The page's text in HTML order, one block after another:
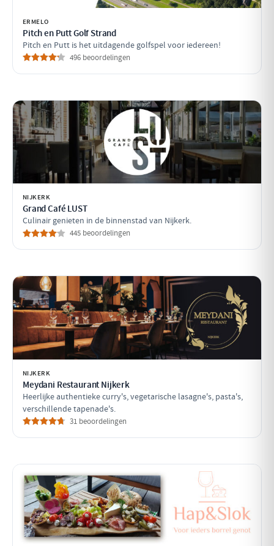
ERMELO
Pitch en Putt Golf Strand
Pitch en Putt is het uitdagende golfspel voor iedereen!
496 beoordelingen
NIJKERK
Grand Café LUST
Culinair genieten in de binnenstad van Nijkerk.
445 beoordelingen
NIJKERK
Meydani Restaurant Nijkerk
Heerlijke authentieke curry's, vegetarische lasagne's, pasta's,
verschillende tapenade's.
31 beoordelingen